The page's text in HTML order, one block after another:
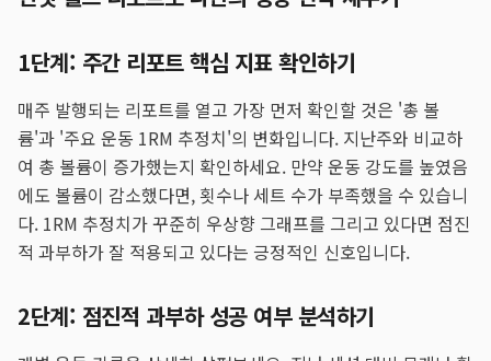
1단계: 주간 리포트 핵심 지표 확인하기
매주 발행되는 리포트를 열고 가장 먼저 확인할 것은 '총 볼
륨'과 '주요 운동 1RM 추정치'의 변화입니다. 지난주와 비교하
여 총 볼륨이 증가했는지 확인하세요. 만약 운동 강도를 높였음
에도 볼륨이 감소했다면, 횟수나 세트 수가 부족했을 수 있습니
다. 1RM 추정치가 꾸준히 우상향 그래프를 그리고 있다면 점진
적 과부하가 잘 적용되고 있다는 긍정적인 신호입니다.
2단계: 점진적 과부하 성공 여부 분석하기